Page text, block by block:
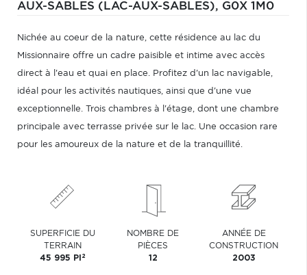
AUX-SABLES (LAC-AUX-SABLES), G0X 1M0
Nichée au coeur de la nature, cette résidence au lac du
Missionnaire offre un cadre paisible et intime avec accès
direct à l'eau et quai en place. Profitez d'un lac navigable,
idéal pour les activités nautiques, ainsi que d'une vue
exceptionnelle. Trois chambres à l'étage, dont une chambre
principale avec terrasse privée sur le lac. Une occasion rare
pour les amoureux de la nature et de la tranquillité.
SUPERFICIE DU
TERRAIN
45 995 PI 2
NOMBRE DE
PIÈCES
12
ANNÉE DE
CONSTRUCTION
2003